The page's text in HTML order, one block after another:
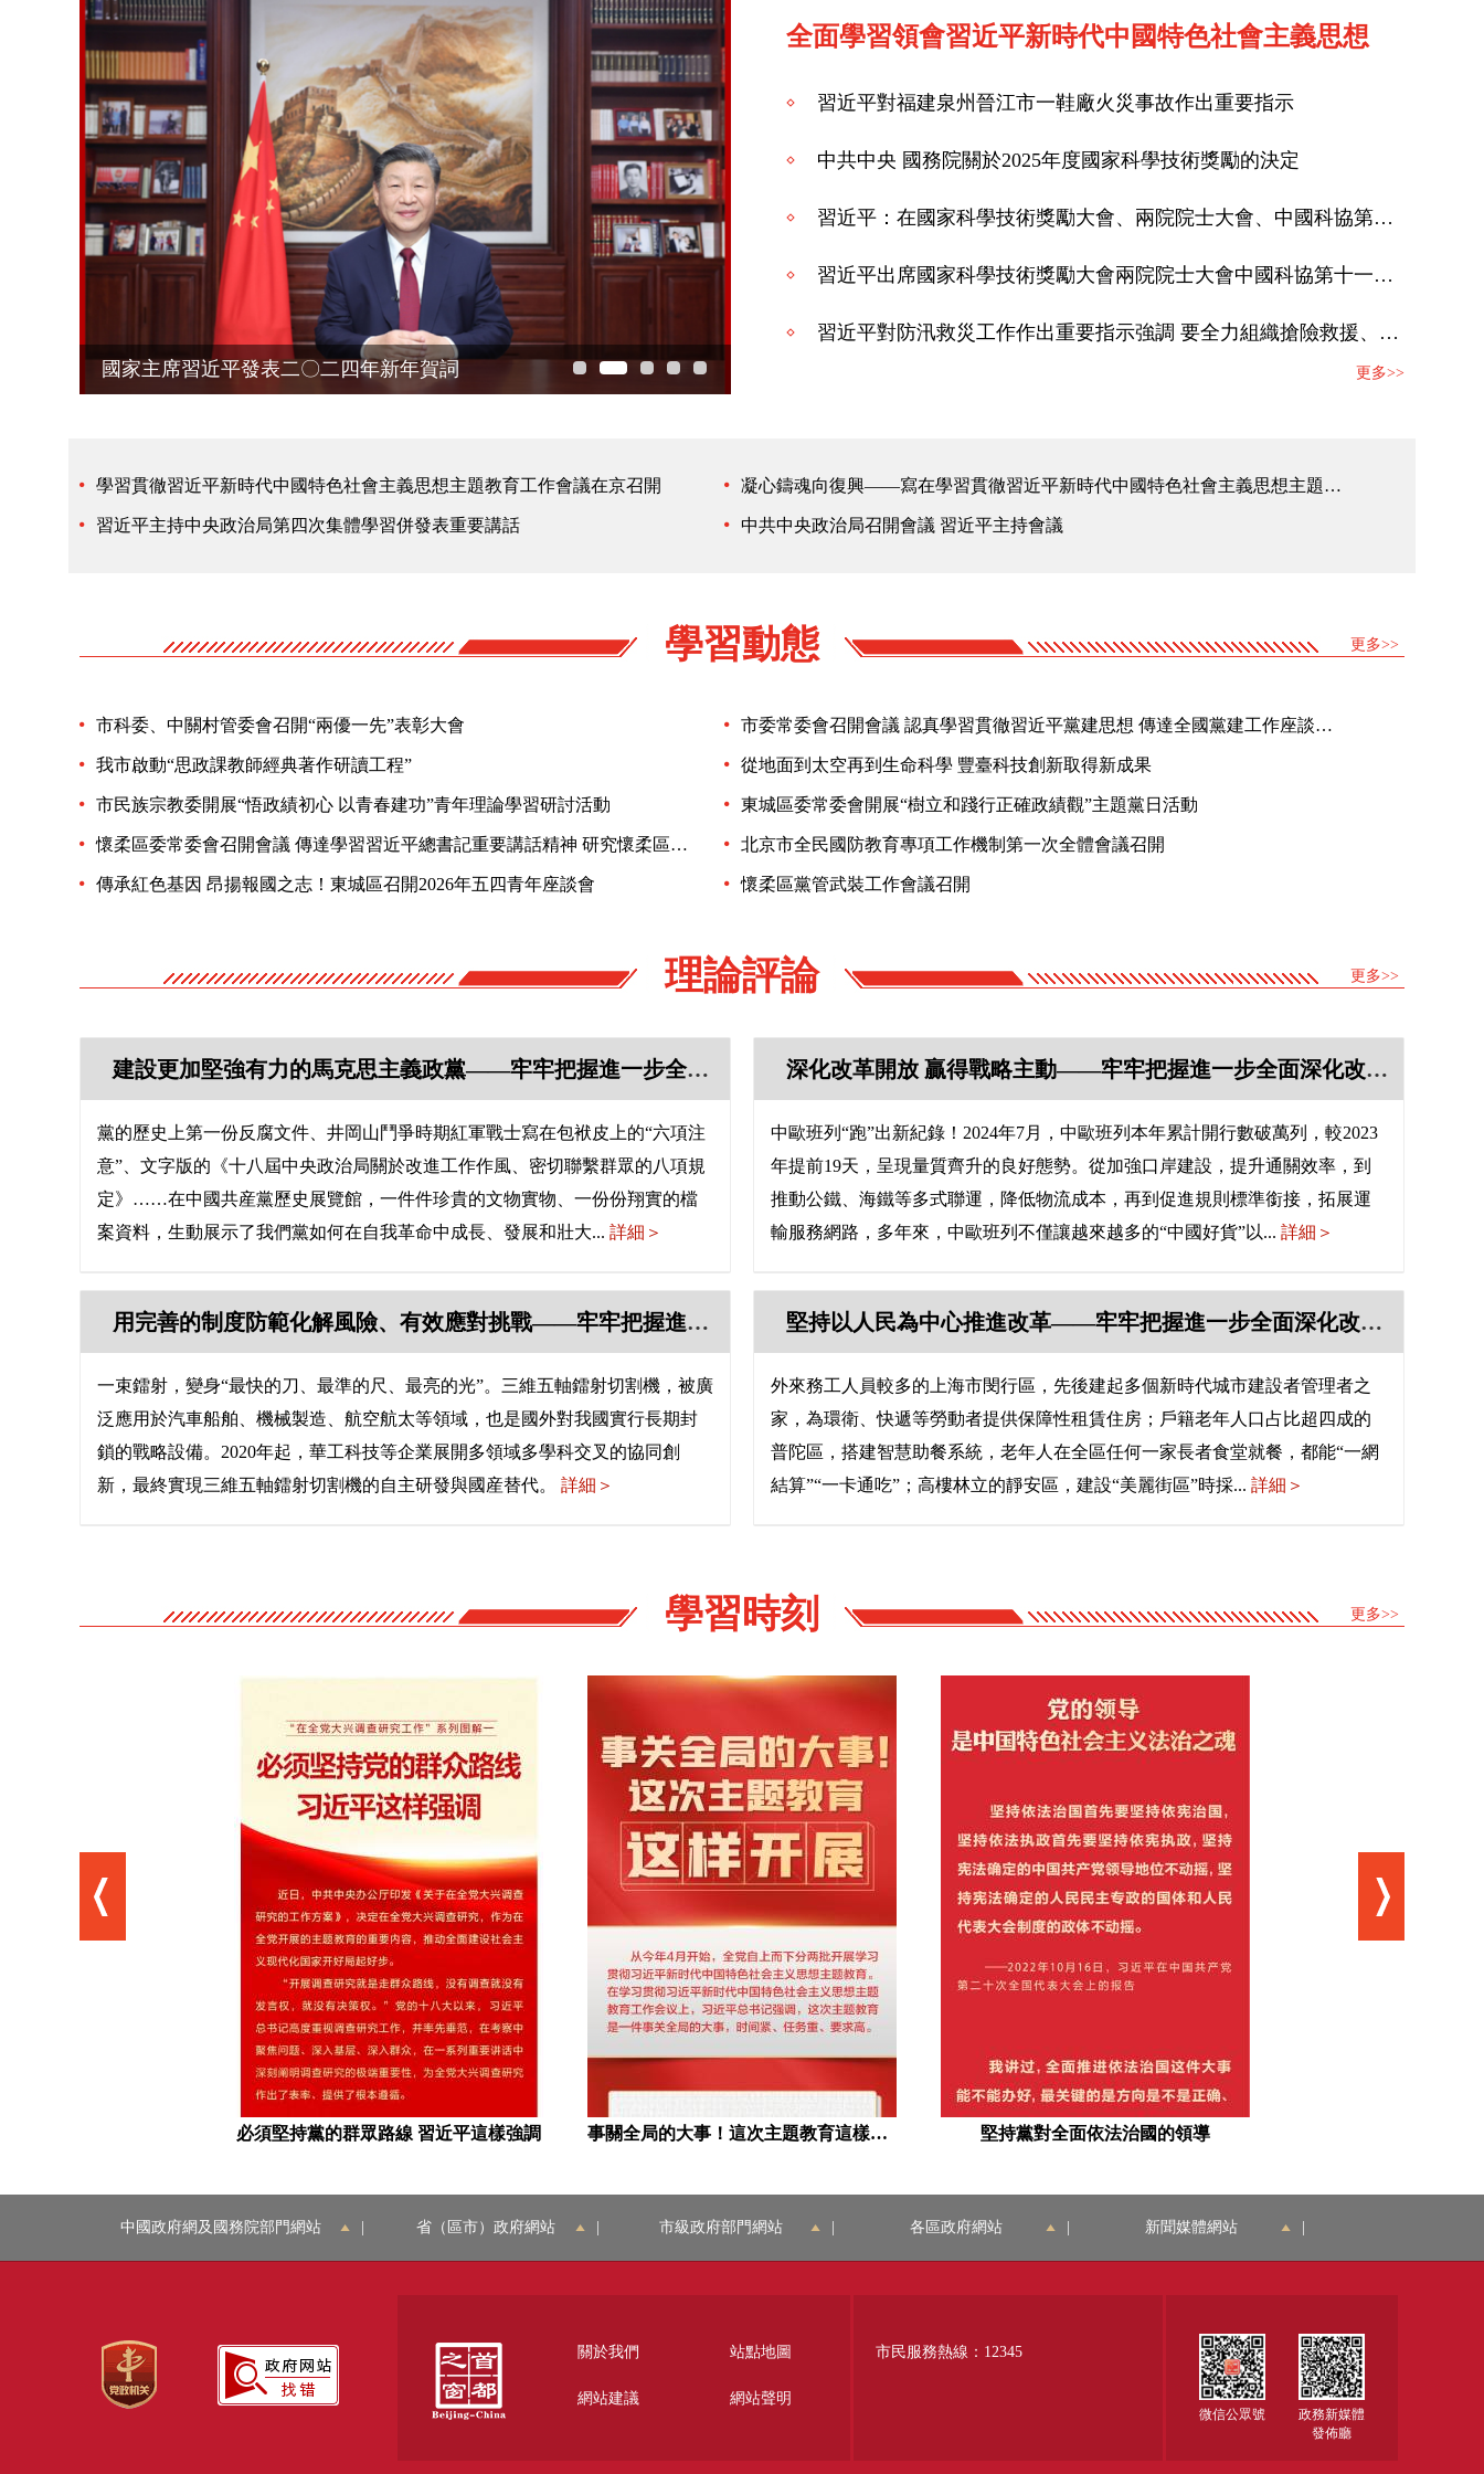
國家主席習近平發表二〇二四年新年賀詞
全面學習領會習近平新時代中國特色社會主義思想
習近平對福建泉州晉江市一鞋廠火災事故作出重要指示
中共中央 國務院關於2025年度國家科學技術獎勵的決定
習近平：在國家科學技術獎勵大會、兩院院士大會、中國科協第十一次全國代表大會上的講話
習近平出席國家科學技術獎勵大會兩院院士大會中國科協第十一次全國代表大會併發表重要講話
習近平對防汛救災工作作出重要指示強調 要全力組織搶險救援、傷員救治、群眾安置 紮實做好防災救災各項工作 確保人民群眾生命財産安全
更多>>
學習貫徹習近平新時代中國特色社會主義思想主題教育工作會議在京召開 凝心鑄魂向復興——寫在學習貫徹習近平新時代中國特色社會主義思想主題教育啟動之際
習近平主持中央政治局第四次集體學習併發表重要講話 中共中央政治局召開會議 習近平主持會議
學習動態 更多>>
市科委、中關村管委會召開“兩優一先”表彰大會 市委常委會召開會議 認真學習貫徹習近平黨建思想 傳達全國黨建工作座談會精神 市委書記尹力主持會議
我市啟動“思政課教師經典著作研讀工程” 從地面到太空再到生命科學 豐臺科技創新取得新成果
市民族宗教委開展“悟政績初心 以青春建功”青年理論學習研討活動 東城區委常委會開展“樹立和踐行正確政績觀”主題黨日活動
懷柔區委常委會召開會議 傳達學習習近平總書記重要講話精神 研究懷柔區貫徹落實有關工作 北京市全民國防教育專項工作機制第一次全體會議召開
傳承紅色基因 昂揚報國之志！東城區召開2026年五四青年座談會 懷柔區黨管武裝工作會議召開
理論評論 更多>>
建設更加堅強有力的馬克思主義政黨——牢牢把握進一步全面深化改革的“六個必然要求”系列評論（六）
黨的歷史上第一份反腐文件、井岡山鬥爭時期紅軍戰士寫在包袱皮上的“六項注
意”、文字版的《十八屆中央政治局關於改進工作作風、密切聯繫群眾的八項規
定》……在中國共産黨歷史展覽館，一件件珍貴的文物實物、一份份翔實的檔
案資料，生動展示了我們黨如何在自我革命中成長、發展和壯大... 詳細＞
深化改革開放 贏得戰略主動——牢牢把握進一步全面深化改革的“六個必然要求”系列評論（五）
中歐班列“跑”出新紀錄！2024年7月，中歐班列本年累計開行數破萬列，較2023
年提前19天，呈現量質齊升的良好態勢。從加強口岸建設，提升通關效率，到
推動公鐵、海鐵等多式聯運，降低物流成本，再到促進規則標準銜接，拓展運
輸服務網路，多年來，中歐班列不僅讓越來越多的“中國好貨”以... 詳細＞
用完善的制度防範化解風險、有效應對挑戰——牢牢把握進一步全面深化改革的“六個必然要求”系列評論（四）
一束鐳射，變身“最快的刀、最準的尺、最亮的光”。三維五軸鐳射切割機，被廣
泛應用於汽車船舶、機械製造、航空航太等領域，也是國外對我國實行長期封
鎖的戰略設備。2020年起，華工科技等企業展開多領域多學科交叉的協同創
新，最終實現三維五軸鐳射切割機的自主研發與國産替代。 詳細＞
堅持以人民為中心推進改革——牢牢把握進一步全面深化改革的“六個必然要求”系列評論（三）
外來務工人員較多的上海市閔行區，先後建起多個新時代城市建設者管理者之
家，為環衛、快遞等勞動者提供保障性租賃住房；戶籍老年人口占比超四成的
普陀區，搭建智慧助餐系統，老年人在全區任何一家長者食堂就餐，都能“一網
結算”“一卡通吃”；高樓林立的靜安區，建設“美麗街區”時採... 詳細＞
學習時刻 更多>>
必須堅持黨的群眾路線 習近平這樣強調 事關全局的大事！這次主題教育這樣開展 堅持黨對全面依法治國的領導
中國政府網及國務院部門網站 省（區市）政府網站 市級政府部門網站 各區政府網站 新聞媒體網站
關於我們 站點地圖
網站建議 網站聲明
市民服務熱線：12345
微信公眾號
政務新媒體
發佈廳